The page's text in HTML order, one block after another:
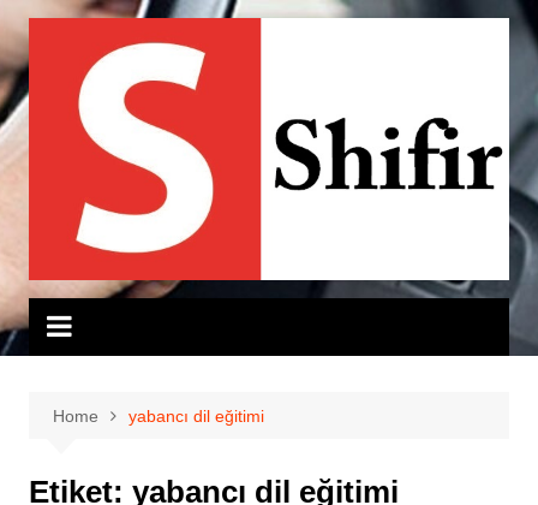
Skip
to
content
Home yabancı dil eğitimi
Etiket: yabancı dil eğitimi